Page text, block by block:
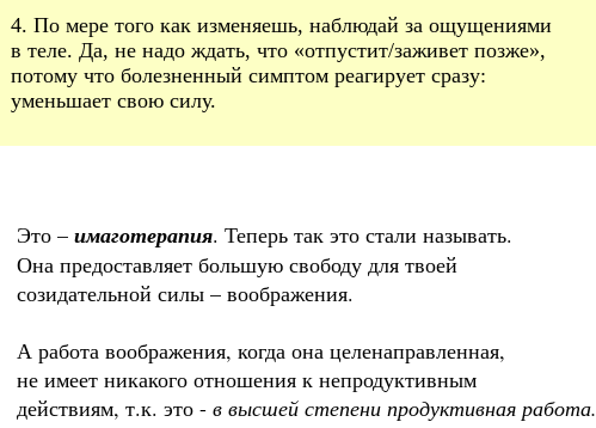
4. По мере того как изменяешь, наблюдай за ощущениями
в теле. Да, не надо ждать, что «отпустит/заживет позже»,
потому что болезненный симптом реагирует сразу:
уменьшает свою силу.
Это – имаготерапия. Теперь так это стали называть.
Она предоставляет большую свободу для твоей
созидательной силы – воображения.
А работа воображения, когда она целенаправленная,
не имеет никакого отношения к непродуктивным
действиям, т.к. это - в высшей степени продуктивная работа.